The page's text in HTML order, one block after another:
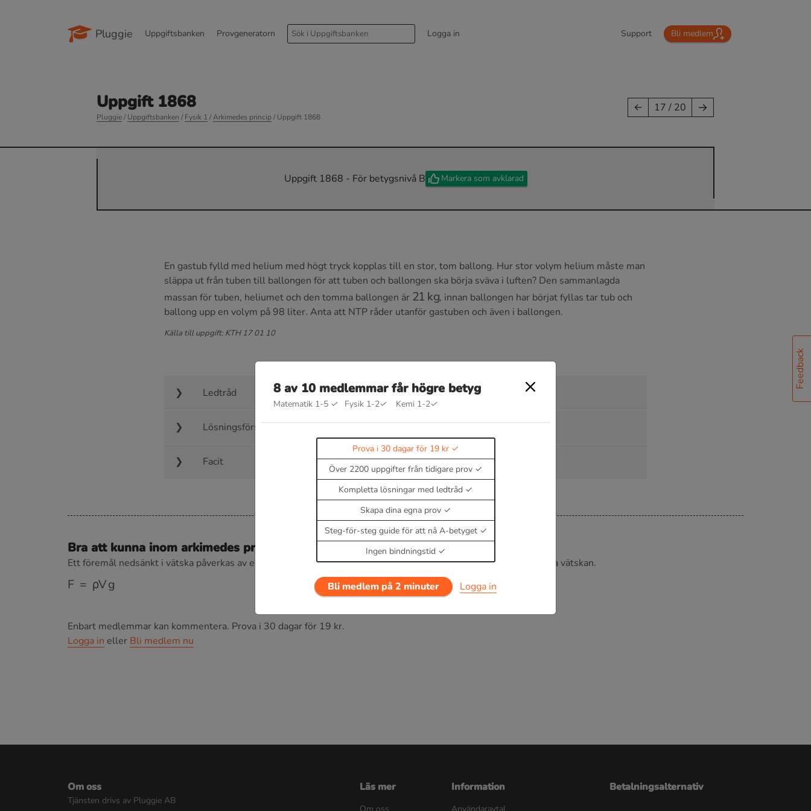
Pluggie Uppgiftsbanken Provgeneratorn Logga in Support Bli medlem
Feedback
Uppgift 1868
Pluggie/Uppgiftsbanken /Fysik 1 /Arkimedes princip/ Uppgift 1868
← 17 / 20 →
Uppgift 1868 - För betygsnivå B Markera som avklarad
En gastub fylld med helium med högt tryck kopplas till en stor, tom ballong. Hur stor volym helium måste man
släppa ut från tuben till ballongen för att tuben och ballongen ska börja sväva i luften? Den sammanlagda
massan för tuben, heliumet och den tomma ballongen är
21 kg
, innan ballongen har börjat fyllas tar tub och
ballong upp en volym på 98 liter. Anta att NTP råder utanför gastuben och även i ballongen.
Källa till uppgift: KTH 17 01 10
Ledtråd
Lösningsförslag
Facit
Bra att kunna inom arkimedes princip
Ett föremål nedsänkt i vätska påverkas av en uppåtriktad kraft, som är lika stor som tyngden av den undanträngda vätskan.
F g
Enbart medlemmar kan kommentera. Prova i 30 dagar för 19 kr.
Logga in eller Bli medlem nu
8 av 10 medlemmar får högre betyg
Matematik 1-5 ✓ Fysik 1-2✓ Kemi 1-2✓
Prova i 30 dagar för 19 kr
Över 2200 uppgifter från tidigare prov
Kompletta lösningar med ledtråd
Skapa dina egna prov
Steg-för-steg guide för att nå A-betyget
Ingen bindningstid
Bli medlem på 2 minuter Logga in
Om oss
Tjänsten drivs av Pluggie AB
Läs mer Information Betalningsalternativ